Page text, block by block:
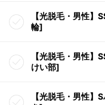
【光脱毛・男性】
輪]
【光脱毛・男性】
けい部]
【光脱毛・男性】